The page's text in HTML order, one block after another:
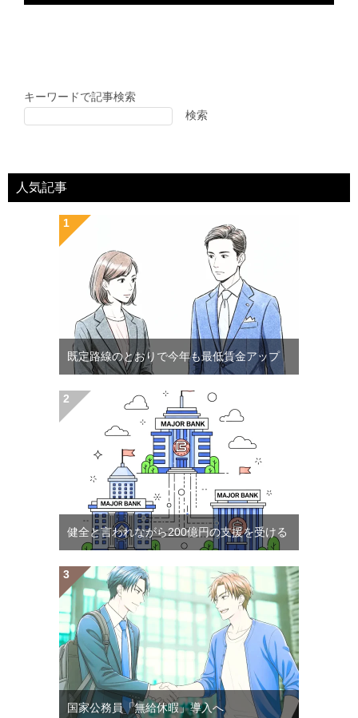
キーワードで記事検索
検索
人気記事
既定路線のとおりで今年も最低賃金アップ
健全と言われながら200億円の支援を受ける
国家公務員「無給休暇」導入へ